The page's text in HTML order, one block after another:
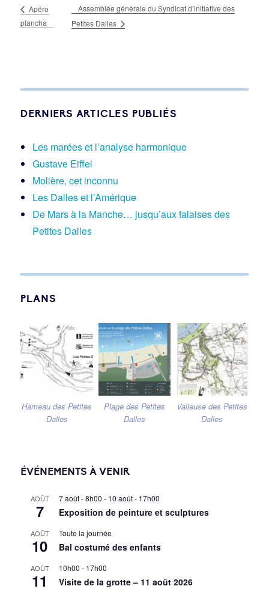
Apéro
plancha
Assemblée générale du Syndicat d’initiative des
Petites Dalles
DERNIERS ARTICLES PUBLIÉS
Les marées et l’analyse harmonique
Gustave Eiffel
Molière, cet inconnu
Les Dalles et l’Amérique
De Mars à la Manche… jusqu’aux falaises des
Petites Dalles
PLANS
Hameau des Petites
Dalles
Plage des Petites
Dalles
Valleuse des Petites
Dalles
ÉVÉNEMENTS À VENIR
AOÛT
7
7 août - 8h00 - 10 août - 17h00
Exposition de peinture et sculptures
AOÛT
10
Toute la journée
Bal costumé des enfants
AOÛT
11
10h00 - 17h00
Visite de la grotte – 11 août 2026